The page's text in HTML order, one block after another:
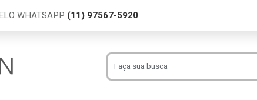
WHATSAPP (11) 97567-5920